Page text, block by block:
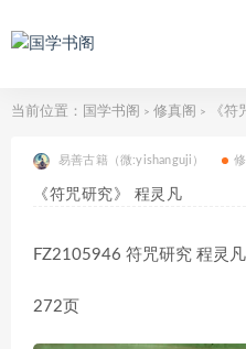
当前位置： 国学书阁 > 修真阁 > 《符
易善古籍（微:yishanguji）
《符咒研究》 程灵凡
FZ2105946 符咒研究 程灵
272页